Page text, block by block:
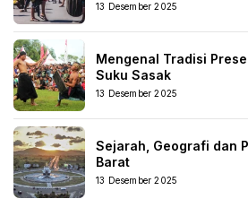
13 Desember 2025
Mengenal Tradisi
Suku Sasak
13 Desember 2025
Sejarah, Geografi dan
Barat
13 Desember 2025